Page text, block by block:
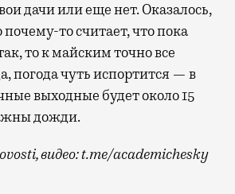
дачи или еще нет. Оказалось,
то считает, что пока
то к майским точно все
погода чуть испортится — в
выходные будет около 15
дожди.
видео: t.me/academichesky